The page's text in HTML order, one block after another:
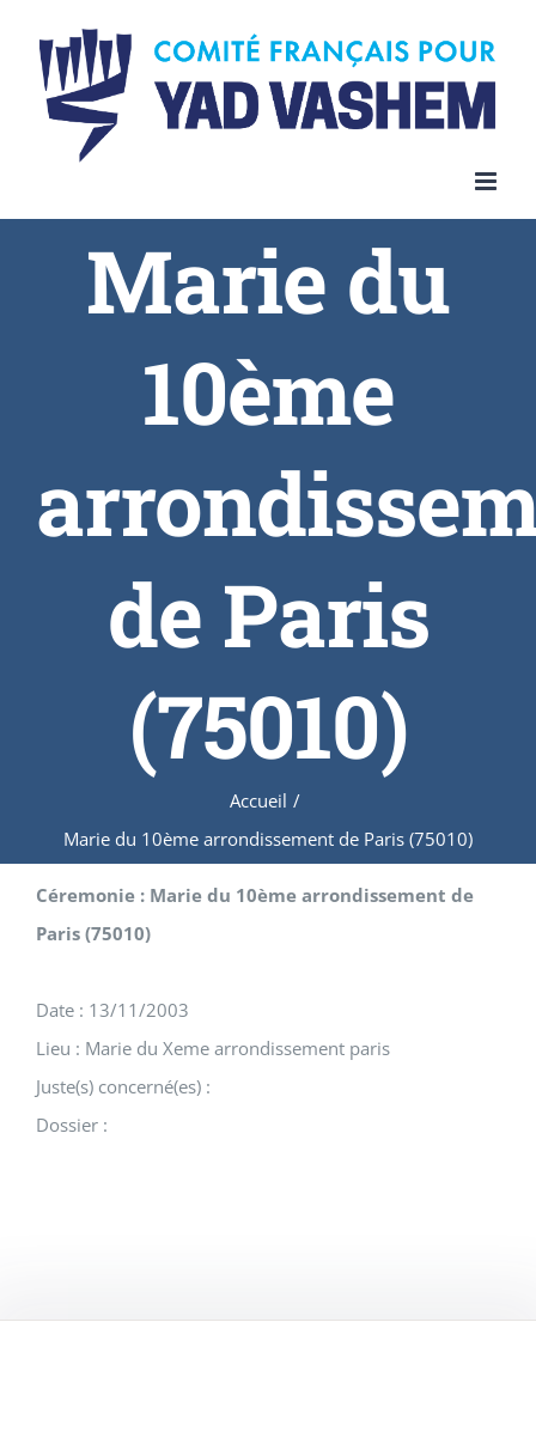
content
Marie du
10ème
de Paris
(75010)
Accueil /
Marie du 10ème arrondissement de Paris (75010)
Céremonie : Marie du 10ème arrondissement de
Paris (75010)
Date : 13/11/2003
Lieu : Marie du Xeme arrondissement paris
Juste(s) concerné(es) :
Dossier :